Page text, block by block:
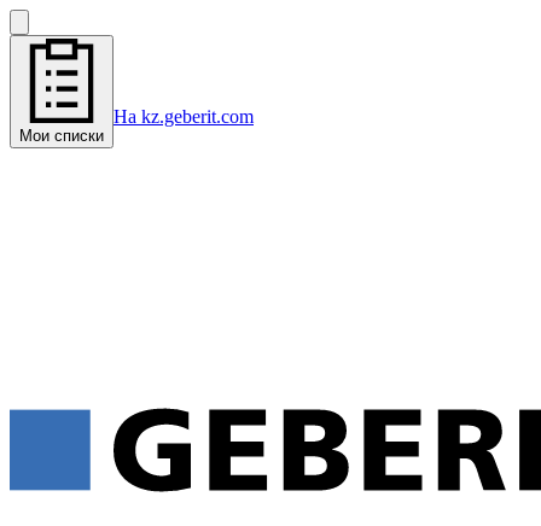
Мои списки
На kz.geberit.com